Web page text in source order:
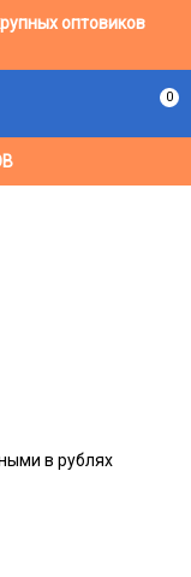
оптовиков
0
в рублях